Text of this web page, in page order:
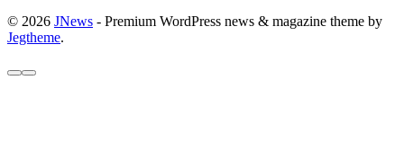
© 2026 JNews - Premium WordPress news & magazine theme by
Jegtheme.